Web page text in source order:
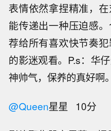
表情依然拿捏精准，
能传递出一种压迫感
荐给所有喜欢快节奏
的影迷观看。P.s：华
神帅气，保养的真好啊。
@Queen星星 10分